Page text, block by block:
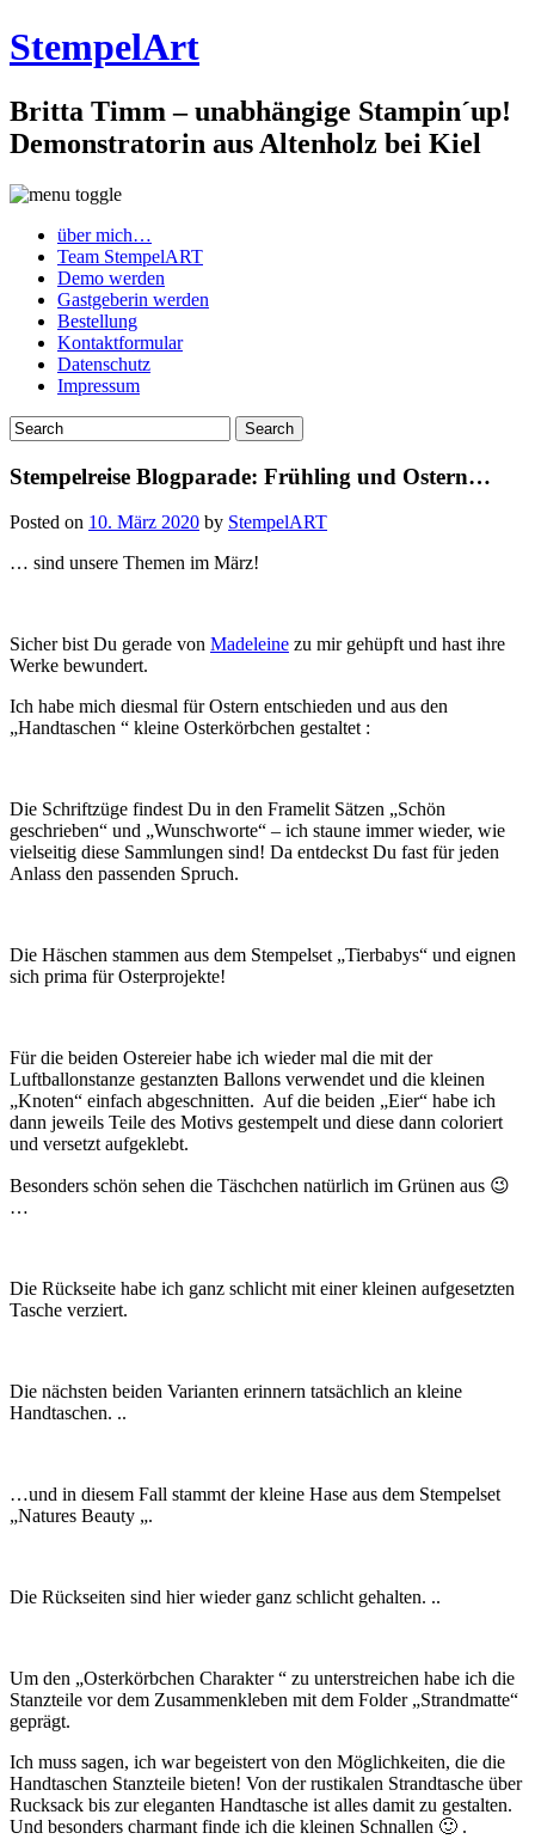
StempelArt
Britta Timm – unabhängige Stampin´up!
Demonstratorin aus Altenholz bei Kiel
über mich…
Team StempelART
Demo werden
Gastgeberin werden
Bestellung
Kontaktformular
Datenschutz
Impressum
Stempelreise Blogparade: Frühling und Ostern…
Posted on 10. März 2020 by StempelART
… sind unsere Themen im März!
Sicher bist Du gerade von Madeleine zu mir gehüpft und hast ihre
Werke bewundert.
Ich habe mich diesmal für Ostern entschieden und aus den
„Handtaschen “ kleine Osterkörbchen gestaltet :
Die Schriftzüge findest Du in den Framelit Sätzen „Schön
geschrieben“ und „Wunschworte“ – ich staune immer wieder, wie
vielseitig diese Sammlungen sind! Da entdeckst Du fast für jeden
Anlass den passenden Spruch.
Die Häschen stammen aus dem Stempelset „Tierbabys“ und eignen
sich prima für Osterprojekte!
Für die beiden Ostereier habe ich wieder mal die mit der
Luftballonstanze gestanzten Ballons verwendet und die kleinen
„Knoten“ einfach abgeschnitten. Auf die beiden „Eier“ habe ich
dann jeweils Teile des Motivs gestempelt und diese dann coloriert
und versetzt aufgeklebt.
Besonders schön sehen die Täschchen natürlich im Grünen aus 😉
…
Die Rückseite habe ich ganz schlicht mit einer kleinen aufgesetzten
Tasche verziert.
Die nächsten beiden Varianten erinnern tatsächlich an kleine
Handtaschen. ..
…und in diesem Fall stammt der kleine Hase aus dem Stempelset
„Natures Beauty „.
Die Rückseiten sind hier wieder ganz schlicht gehalten. ..
Um den „Osterkörbchen Charakter “ zu unterstreichen habe ich die
Stanzteile vor dem Zusammenkleben mit dem Folder „Strandmatte“
geprägt.
Ich muss sagen, ich war begeistert von den Möglichkeiten, die die
Handtaschen Stanzteile bieten! Von der rustikalen Strandtasche über
Rucksack bis zur eleganten Handtasche ist alles damit zu gestalten.
Und besonders charmant finde ich die kleinen Schnallen 🙂 .